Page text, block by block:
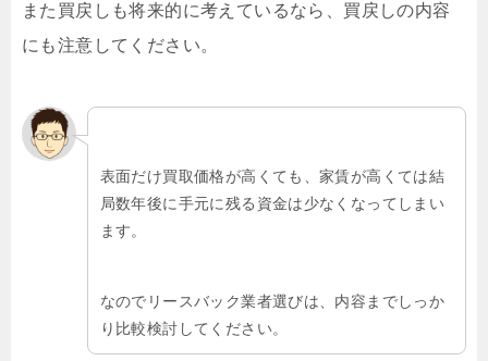
また買戻しも将来的に考えているなら、買戻しの内容
にも注意してください。
表面だけ買取価格が高くても、家賃が高くては結
局数年後に手元に残る資金は少なくなってしまい
ます。
なのでリースバック業者選びは、内容までしっか
り比較検討してください。